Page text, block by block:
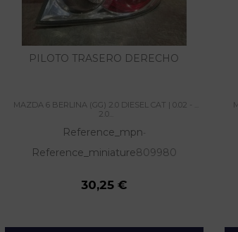
PILOTO TRASERO DERECHO
MAZDA 6 BERLINA (GG) 2.0 DIESEL CAT | 0.02 - ...
2.0...
Reference_mpn-
Reference_miniature809980
30,25 €